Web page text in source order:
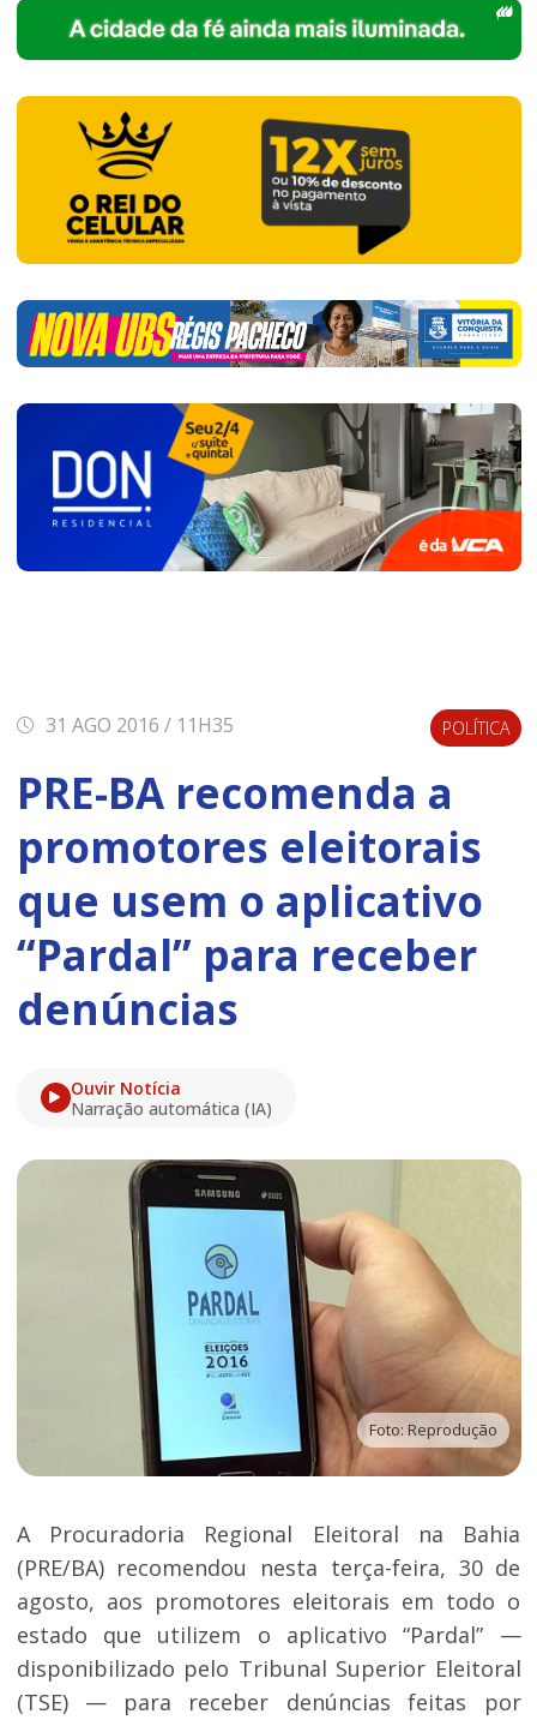
31 AGO 2016 / 11H35 POLÍTICA
PRE-BA recomenda a
promotores eleitorais
que usem o aplicativo
“Pardal” para receber
denúncias
Ouvir Notícia
Narração automática (IA)
Foto: Reprodução
A Procuradoria Regional Eleitoral na Bahia
(PRE/BA) recomendou nesta terça-feira, 30 de
agosto, aos promotores eleitorais em todo o
estado que utilizem o aplicativo “Pardal” —
disponibilizado pelo Tribunal Superior Eleitoral
(TSE) — para receber denúncias feitas por